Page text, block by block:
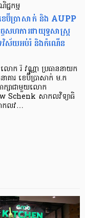
ជកម្ម
េប៊ីប្រាសាក់ និង AUPP
ចសហការជាយុទ្ធសាស្ត្រ
រវិស័យអប់រំ និងកំណើន
ោក រី វណ្ណា ប្រធាននាយក
ាគារ ខេប៊ីប្រាសាក់ ម.ក
ក្សាជាមួយលោក
Schenk សាកលវិទ្យាធិ
ាកលវ…